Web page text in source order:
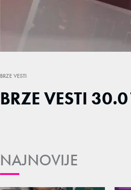
Unmute
BRZE VESTI
BRZE VESTI
NAJNOVIJE